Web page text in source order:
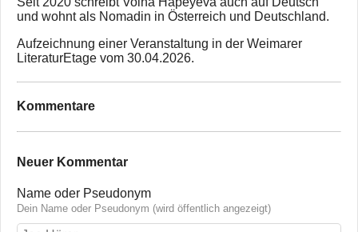
und wohnt als Nomadin in Österreich und Deutschland.
Aufzeichnung einer Veranstaltung in der Weimarer
LiteraturEtage vom 30.04.2026.
Kommentare
Neuer Kommentar
Name oder Pseudonym
Dein Name oder Pseudonym (wird öffentlich angezeigt)